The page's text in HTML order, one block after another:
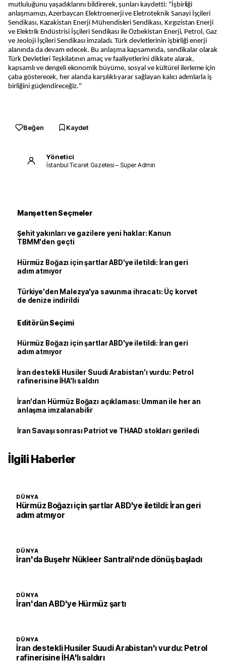
mutluluğunu yaşadıklarını bildirerek, şunları kaydetti: "İşbirliği
anlaşmamızı, Azerbaycan Elektroenerji ve Eletroteknik Sanayi İşçileri
Sendikası, Kazakistan Enerji Mühendisleri Sendikası, Kırgızistan Enerji
ve Elektrik Endüstrisi İşçileri Sendikası ile Özbekistan Enerji, Petrol, Gaz
ve Jeoloji İşçileri Sendikası imzaladı. Türk devletlerinin işbirliği enerji
alanında da devam edecek. Bu anlaşma kapsamında, sendikalar olarak
Türk Devletleri Teşkilatının amaç ve faaliyetlerini dikkate alarak,
kapsamlı ve dengeli ekonomik büyüme, sosyal ve kültürel ilerleme için
çaba gösterecek, her alanda karşılıklı yarar sağlayan kalıcı adımlarla iş
birliğini güçlendireceğiz."
Beğen Kaydet
Yönetici
İstanbul Ticaret Gazetesi – Süper Admin
Manşetten Seçmeler
Şehit yakınları ve gazilere yeni haklar: Kanun
TBMM'den geçti
Hürmüz Boğazı için şartlar ABD'ye iletildi: İran geri
adım atmıyor
Türkiye'den Malezya'ya savunma ihracatı: Üç korvet
de denize indirildi
Editörün Seçimi
Hürmüz Boğazı için şartlar ABD'ye iletildi: İran geri
adım atmıyor
İran destekli Husiler Suudi Arabistan'ı vurdu: Petrol
rafinerisine İHA'lı saldırı
İran'dan Hürmüz Boğazı açıklaması: Umman ile her an
anlaşma imzalanabilir
İran Savaşı sonrası Patriot ve THAAD stokları geriledi
İlgili Haberler
DÜNYA
Hürmüz Boğazı için şartlar ABD'ye iletildi: İran geri
adım atmıyor
DÜNYA
İran'da Buşehr Nükleer Santrali'nde dönüş başladı
DÜNYA
İran'dan ABD'ye Hürmüz şartı
DÜNYA
İran destekli Husiler Suudi Arabistan'ı vurdu: Petrol
rafinerisine İHA'lı saldırı